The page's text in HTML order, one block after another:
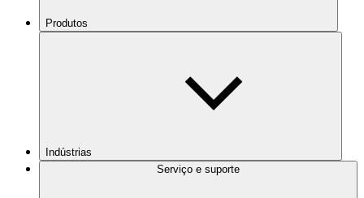
Produtos
Indústrias
Serviço e suporte